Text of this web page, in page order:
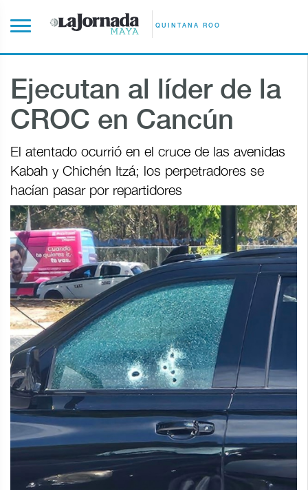
QUINTANA ROO
Ejecutan al líder de la
CROC en Cancún
El atentado ocurrió en el cruce de las avenidas
Kabah y Chichén Itzá; los perpetradores se
hacían pasar por repartidores